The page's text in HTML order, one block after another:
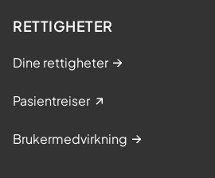
RETTIGHETER
Dine rettigheter
Pasientreiser
Brukermedvirkning